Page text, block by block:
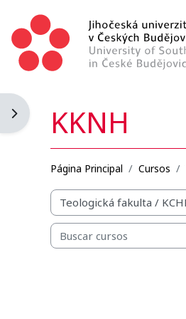
Abrir cajón de bloques
KKNH
Página Principal Cursos
Categorías
Buscar cursos